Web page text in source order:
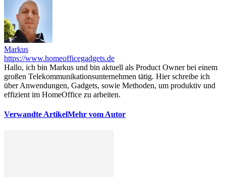
Markus
https://www.homeofficegadgets.de
Hallo, ich bin Markus und bin aktuell als Product Owner bei einem
großen Telekommunikationsunternehmen tätig. Hier schreibe ich
über Anwendungen, Gadgets, sowie Methoden, um produktiv und
effizient im HomeOffice zu arbeiten.
Verwandte ArtikelMehr vom Autor